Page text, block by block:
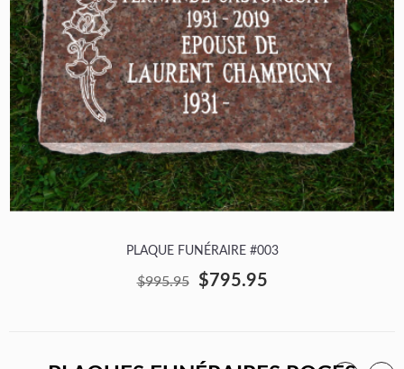
PLAQUE FUNÉRAIRE #003
$995.95 $795.95